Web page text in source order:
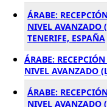
ÁRABE:
NIVEL AVANZADO
TENERIFE, ESPAÑA
ÁRABE:
NIVEL AVANZADO
ÁRABE:
NIVEL AVANZADO